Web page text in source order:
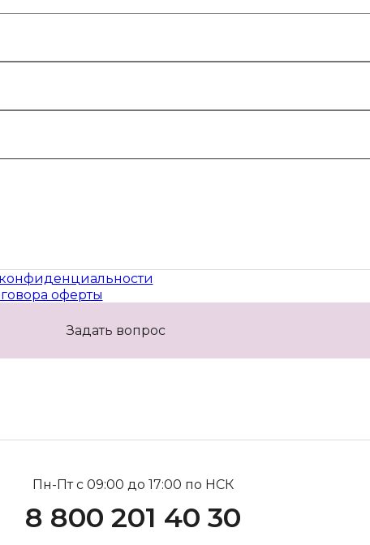
оферты
Задать вопрос
Пн-Пт с 09:00 до 17:00 по НСК
8 800 201 40 30